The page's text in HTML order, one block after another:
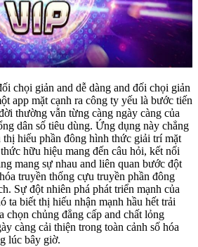
chọi giản and dễ dàng and đối chọi giản
app mặt cạnh ra công ty yếu là bước tiến
thường vẫn từng càng ngày càng của
dân số tiêu dùng. Ứng dụng này chẳng
thị hiếu phần đông hình thức giải trí mặt
hữu hiệu mang đến câu hỏi, kết nối
mang sự nhau and liên quan bước đột
truyền thống cựu truyền phần đông
Sự đột nhiên phá phát triển mạnh của
ta biết thị hiếu nhận mạnh hầu hết trải
chọn chủng đẳng cấp and chất lỏng
càng cải thiện trong toàn cảnh số hóa
lúc bây giờ.